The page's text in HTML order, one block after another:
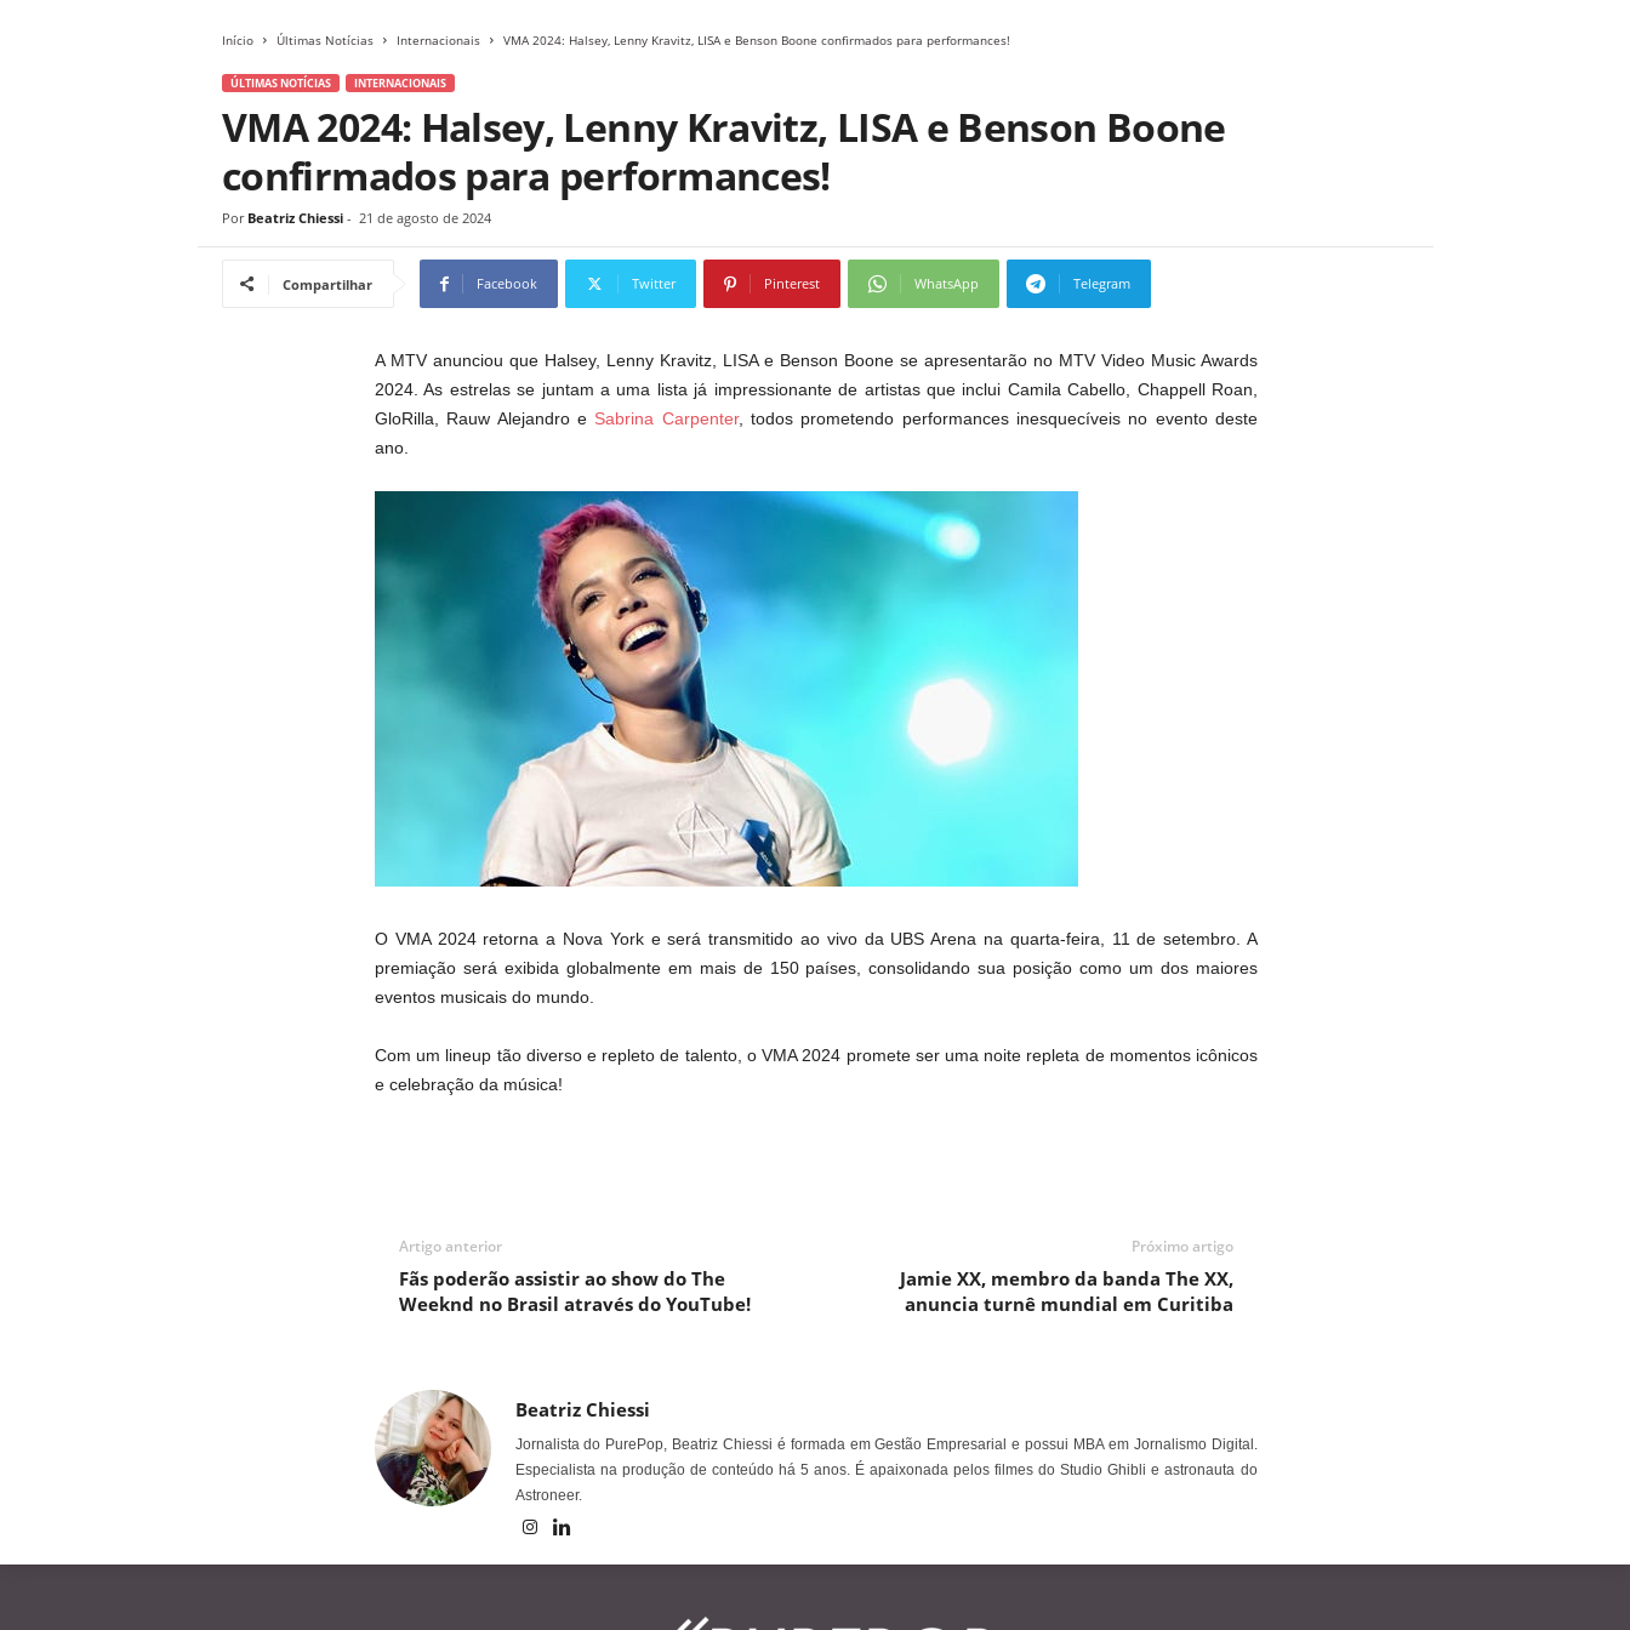
Início Últimas Notícias Internacionais VMA 2024: Halsey, Lenny Kravitz, LISA e Benson Boone confirmados para performances!
ÚLTIMAS NOTÍCIAS INTERNACIONAIS
VMA 2024: Halsey, Lenny Kravitz, LISA e Benson Boone
confirmados para performances!
Por Beatriz Chiessi - 21 de agosto de 2024
Compartilhar Facebook Twitter Pinterest WhatsApp Telegram
A MTV anunciou que Halsey, Lenny Kravitz, LISA e Benson Boone se apresentarão no MTV Video Music Awards
2024. As estrelas se juntam a uma lista já impressionante de artistas que inclui Camila Cabello, Chappell Roan,
GloRilla, Rauw Alejandro e Sabrina Carpenter, todos prometendo performances inesquecíveis no evento deste
ano.
O VMA 2024 retorna a Nova York e será transmitido ao vivo da UBS Arena na quarta-feira, 11 de setembro. A
premiação será exibida globalmente em mais de 150 países, consolidando sua posição como um dos maiores
eventos musicais do mundo.
Com um lineup tão diverso e repleto de talento, o VMA 2024 promete ser uma noite repleta de momentos icônicos
e celebração da música!
Artigo anterior
Fãs poderão assistir ao show do The
Weeknd no Brasil através do YouTube!
Próximo artigo
Jamie XX, membro da banda The XX,
anuncia turnê mundial em Curitiba
Beatriz Chiessi
Jornalista do PurePop, Beatriz Chiessi é formada em Gestão Empresarial e possui MBA em Jornalismo Digital.
Especialista na produção de conteúdo há 5 anos. É apaixonada pelos filmes do Studio Ghibli e astronauta do
Astroneer.